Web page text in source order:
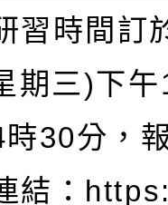
習時間訂
期三)下
30分，
結：